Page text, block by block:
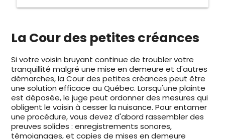
La Cour des petites créances
Si votre voisin bruyant continue de troubler votre
tranquillité malgré une mise en demeure et d'autres
démarches, la Cour des petites créances peut être
une solution efficace au Québec. Lorsqu'une plainte
est déposée, le juge peut ordonner des mesures qui
obligent le voisin à cesser la nuisance. Pour entamer
une procédure, vous devez d'abord rassembler des
preuves solides : enregistrements sonores,
témoignages, et copies de mises en demeure